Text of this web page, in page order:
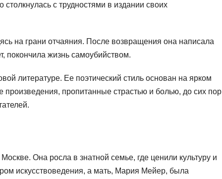
с трудностями в издании своих
на грани отчаяния. После возвращения она написала
покончила жизнь самоубийством.
литературе. Ее поэтический стиль основан на ярком
пропитанные страстью и болью, до сих пор
Она росла в знатной семье, где ценили культуру и
искусствоведения, а мать, Мария Мейер, была